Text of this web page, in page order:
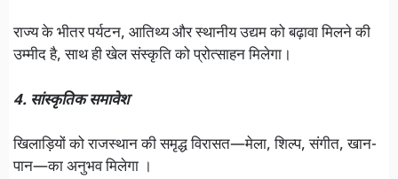
राज्य के भीतर पर्यटन, आतिथ्य और स्थानीय उद्यम को बढ़ावा मिलने की
उम्मीद है, साथ ही खेल संस्कृति को प्रोत्साहन मिलेगा।
4. सांस्कृतिक समावेश
खिलाड़ियों को राजस्थान की समृद्ध विरासत—मेला, शिल्प, संगीत, खान-
पान—का अनुभव मिलेगा ।